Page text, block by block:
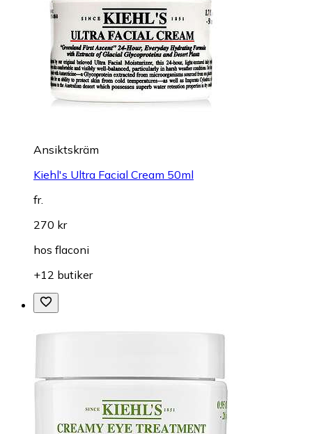
Ansiktskräm
Kiehl's Ultra Facial Cream 50ml
fr.
270 kr
hos flaconi
+12 butiker